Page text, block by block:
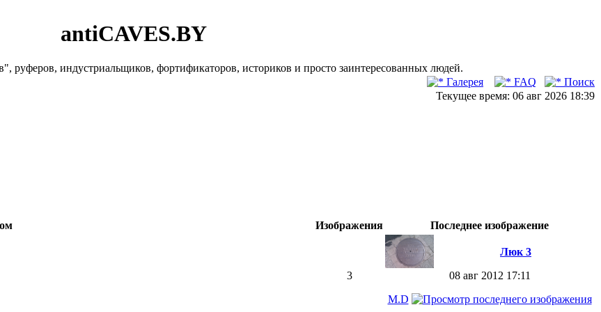
antiCAVES.BY
руферов, индустриальщиков, фортификаторов, историков и просто заинтересованных людей.
Галерея FAQ
Поиск
Текущее время: 06 авг 2026 18:39
Изображения Последнее изображение
3
Люк 3
08 авг 2012 17:11
M.D